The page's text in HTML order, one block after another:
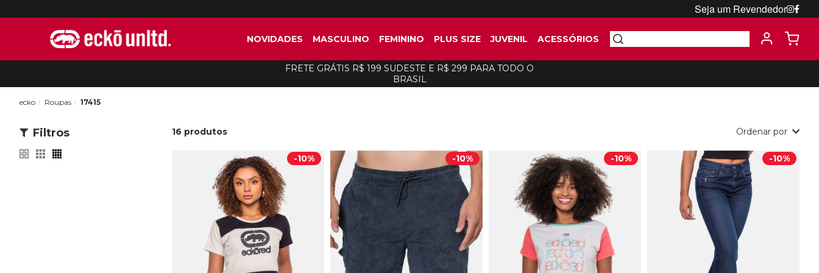
Seja um Revendedor
NOVIDADES MASCULINO FEMININO PLUS SIZE JUVENIL ACESSÓRIOS
FRETE GRÁTIS R$ 199 SUDESTE E R$ 299 PARA TODO O
BRASIL
ecko Roupas 17415
Filtros 16 produtos Ordenar por
-10% -10% -10% -10%